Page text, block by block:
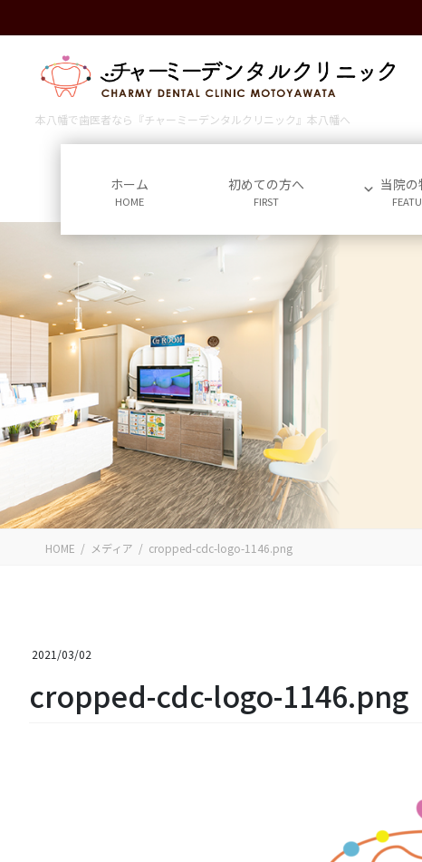
ン
ビ
本八幡で歯医者なら『チャーミーデンタルクリニック』本八幡へ
ホーム
HOME
初めての方へ
FIRST
当院
HOME メディア cropped-cdc-logo-1146.png
2021/03/02
cropped-cdc-logo-1146.png